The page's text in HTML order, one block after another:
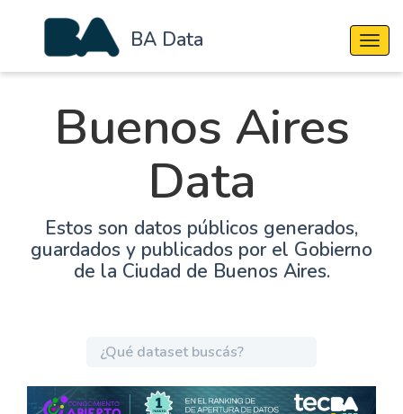
BA Data
Buenos Aires
Data
Estos son datos públicos generados,
guardados y publicados por el Gobierno
de la Ciudad de Buenos Aires.